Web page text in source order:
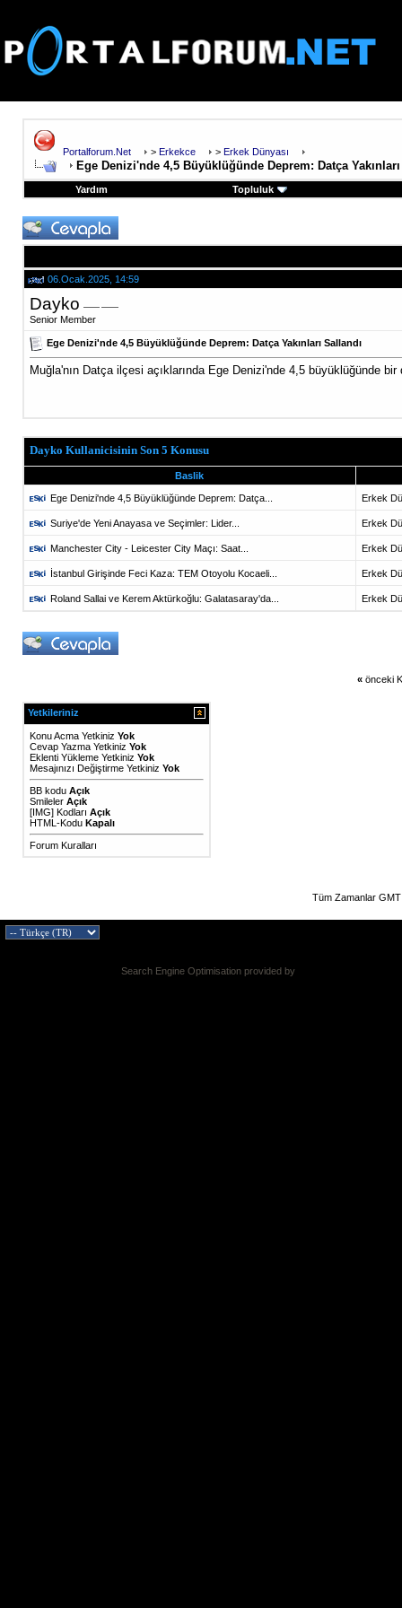
Portalforum.Net > Erkekce > Erkek Dünyası
Ege Denizi'nde 4,5 Büyüklüğünde Deprem: Datça
Yardım Topluluk
06.Ocak.2025, 14:59
Dayko
Senior Member
Ege Denizi'nde 4,5 Büyüklüğünde Deprem: Datça Yakınları Sallandı
Muğla'nın Datça ilçesi açıklarında Ege Denizi'nde 4,5 büyüklüğünde
Dayko Kullanicisinin Son 5 Konusu
Baslik
Ege Denizi'nde 4,5 Büyüklüğünde Deprem: Datça... Erkek
Suriye'de Yeni Anayasa ve Seçimler: Lider... Erkek
Manchester City - Leicester City Maçı: Saat... Erkek
İstanbul Girişinde Feci Kaza: TEM Otoyolu Kocaeli... Erkek
Roland Sallai ve Kerem Aktürkoğlu: Galatasaray'da... Erkek
« önceki
Yetkileriniz
Konu Acma Yetkiniz Yok
Cevap Yazma Yetkiniz Yok
Eklenti Yükleme Yetkiniz Yok
Mesajınızı Değiştirme Yetkiniz Yok
BB kodu Açık
Smileler Açık
[IMG] Kodları Açık
HTML-Kodu Kapalı
Forum Kuralları
Tüm Zamanlar
Search Engine Optimisation provided by